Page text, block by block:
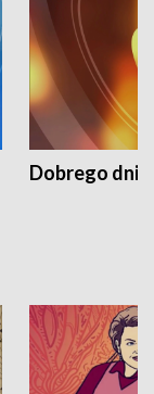
Dobrego dnia